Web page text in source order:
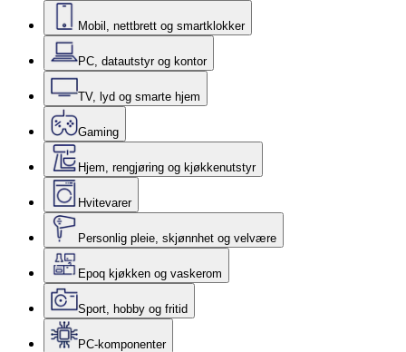
Mobil, nettbrett og smartklokker
PC, datautstyr og kontor
TV, lyd og smarte hjem
Gaming
Hjem, rengjøring og kjøkkenutstyr
Hvitevarer
Personlig pleie, skjønnhet og velvære
Epoq kjøkken og vaskerom
Sport, hobby og fritid
PC-komponenter